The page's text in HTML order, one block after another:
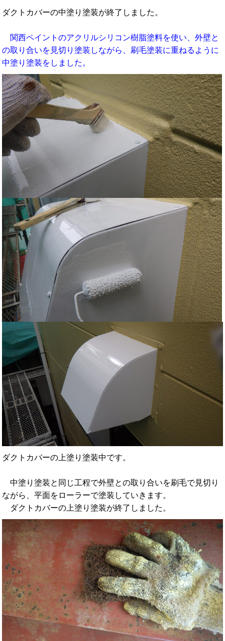
ダクトカバーの中塗り塗装が終了しました。
関西ペイントのアクリルシリコン樹脂塗料を使い、外壁と
の取り合いを見切り塗装しながら、刷毛塗装に重ねるように
中塗り塗装をしました。
ダクトカバーの上塗り塗装中です。
中塗り塗装と同じ工程で外壁との取り合いを刷毛で見切り
ながら、平面をローラーで塗装していきます。
ダクトカバーの上塗り塗装が終了しました。